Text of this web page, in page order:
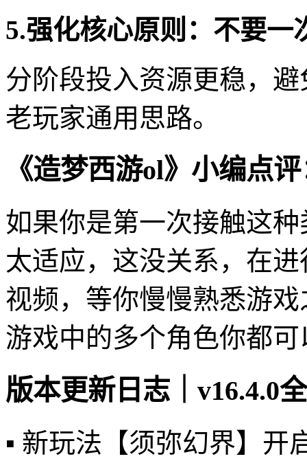
5.强化核心原则：不要一
分阶段投入资源更稳，
老玩家通用思路。
《造梦西游ol》小编点
如果你是第一次接触这
太适应，这没关系，在
视频，等你慢慢熟悉游
游戏中的多个角色你都
版本更新日志｜v16.4.0
▪️ 新玩法【须弥幻界】开